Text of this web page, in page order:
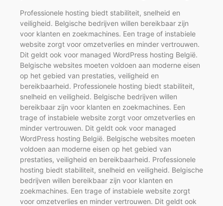
Professionele hosting biedt stabiliteit, snelheid en
veiligheid. Belgische bedrijven willen bereikbaar zijn
voor klanten en zoekmachines. Een trage of instabiele
website zorgt voor omzetverlies en minder vertrouwen.
Dit geldt ook voor managed WordPress hosting België.
Belgische websites moeten voldoen aan moderne eisen
op het gebied van prestaties, veiligheid en
bereikbaarheid. Professionele hosting biedt stabiliteit,
snelheid en veiligheid. Belgische bedrijven willen
bereikbaar zijn voor klanten en zoekmachines. Een
trage of instabiele website zorgt voor omzetverlies en
minder vertrouwen. Dit geldt ook voor managed
WordPress hosting België. Belgische websites moeten
voldoen aan moderne eisen op het gebied van
prestaties, veiligheid en bereikbaarheid. Professionele
hosting biedt stabiliteit, snelheid en veiligheid. Belgische
bedrijven willen bereikbaar zijn voor klanten en
zoekmachines. Een trage of instabiele website zorgt
voor omzetverlies en minder vertrouwen. Dit geldt ook